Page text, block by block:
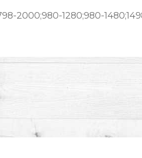
2000;980-1280;980-